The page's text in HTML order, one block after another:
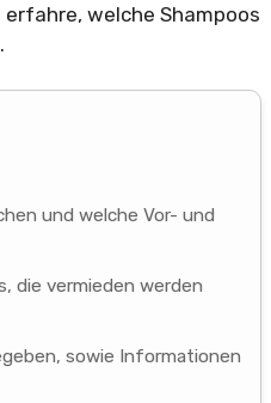
welche Shampoos
.
und welche Vor- und
die vermieden werden
sowie Informationen